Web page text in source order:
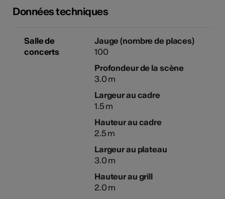
Données techniques
Salle de
concerts
Jauge (nombre de places)
100
Profondeur de la scène
3.0 m
Largeur au cadre
1.5 m
Hauteur au cadre
2.5 m
Largeur au plateau
3.0 m
Hauteur au grill
2.0 m